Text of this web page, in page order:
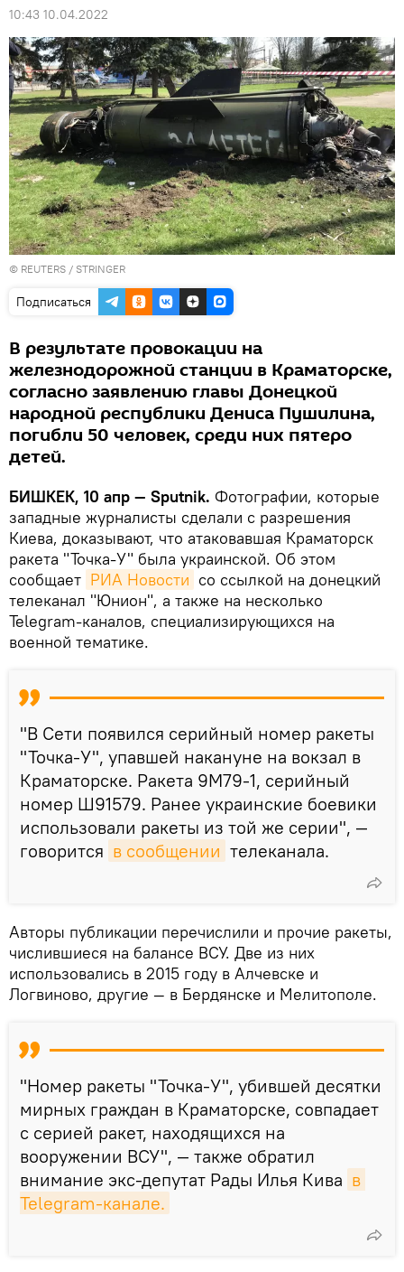
10:43 10.04.2022
© REUTERS / STRINGER
Подписаться
В результате провокации на
железнодорожной станции в Краматорске,
согласно заявлению главы Донецкой
народной республики Дениса Пушилина,
погибли 50 человек, среди них пятеро
детей.
БИШКЕК, 10 апр — Sputnik. Фотографии, которые
западные журналисты сделали с разрешения
Киева, доказывают, что атаковавшая Краматорск
ракета "Точка-У" была украинской. Об этом
сообщает РИА Новости со ссылкой на донецкий
телеканал "Юнион", а также на несколько
Telegram-каналов, специализирующихся на
военной тематике.
"В Сети появился серийный номер ракеты
"Точка-У", упавшей накануне на вокзал в
Краматорске. Ракета 9М79-1, серийный
номер Ш91579. Ранее украинские боевики
использовали ракеты из той же серии", —
говорится в сообщении телеканала.
Авторы публикации перечислили и прочие ракеты,
числившиеся на балансе ВСУ. Две из них
использовались в 2015 году в Алчевске и
Логвиново, другие — в Бердянске и Мелитополе.
"Номер ракеты "Точка-У", убившей десятки
мирных граждан в Краматорске, совпадает
с серией ракет, находящихся на
вооружении ВСУ", — также обратил
внимание экс-депутат Рады Илья Кива в
Telegram-канале.